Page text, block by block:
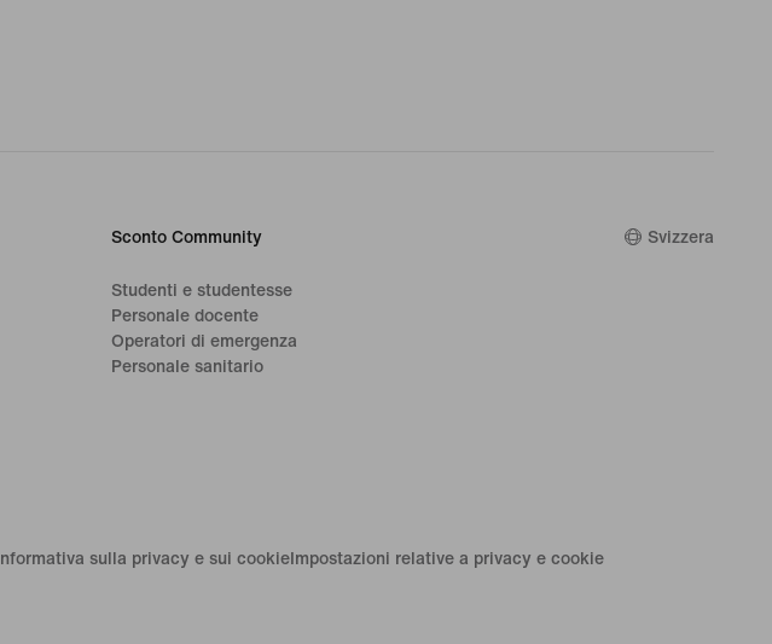
Sconto Community
Studenti e studentesse
Personale docente
Operatori di emergenza
Personale sanitario
Svizzera
Informativa sulla privacy e sui cookie Impostazioni relative a privacy e cookie